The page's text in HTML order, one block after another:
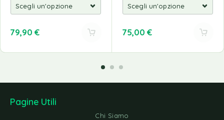
79,90 € 75,00 €
Pagine Utili
Chi Siamo